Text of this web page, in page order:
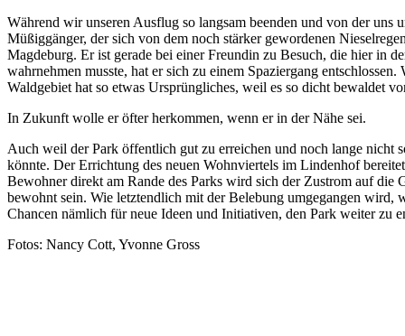
Während wir unseren Ausflug so langsam beenden und von der
Müßiggänger, der sich von dem noch stärker gewordenen
Magdeburg. Er ist gerade bei einer Freundin zu Besuch, die hier in
wahrnehmen musste, hat er sich zu einem Spaziergang
Waldgebiet hat so etwas Ursprüngliches, weil es so dicht bewaldet
In Zukunft wolle er öfter herkommen, wenn er in der Nähe sei.
Auch weil der Park öffentlich gut zu erreichen und noch lange nicht
könnte. Der Errichtung des neuen Wohnviertels im Lindenhof
Bewohner direkt am Rande des Parks wird sich der Zustrom auf
bewohnt sein. Wie letztendlich mit der Belebung umgegangen wird,
Chancen nämlich für neue Ideen und Initiativen, den Park weiter zu
Fotos: Nancy Cott, Yvonne Gross